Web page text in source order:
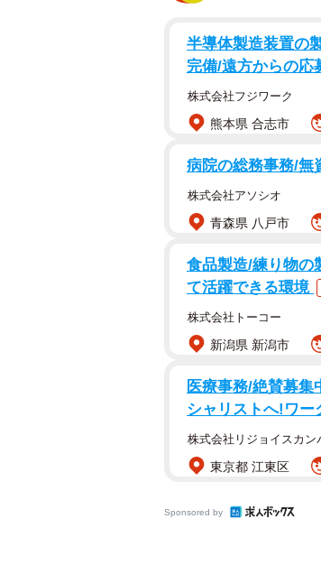
半導体製造装置の
完備/遠方からの応
株式会社フジワーク
熊本県 合志市
病院の総務事務/無
株式会社アソシオ
青森県 八戸市
食品製造/練り物の
て活躍できる環境
株式会社トーコー
新潟県 新潟市
医療事務/絶賛募
シャリストへ!ワー
株式会社リジョイスカン
東京都 江東区
Sponsored by